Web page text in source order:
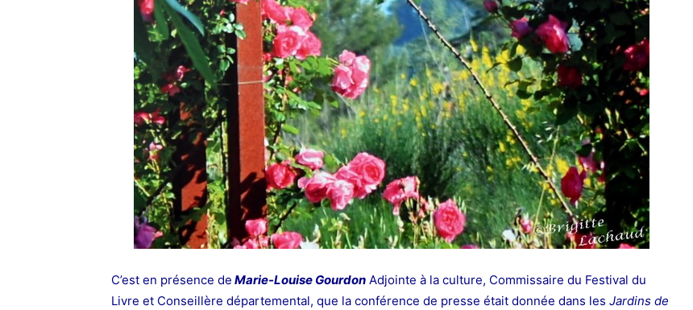
C’est en présence de Marie-Louise Gourdon Adjointe à la culture, Commissaire du Festival du
Livre et Conseillère départemental, que la conférence de presse était donnée dans les Jardins de